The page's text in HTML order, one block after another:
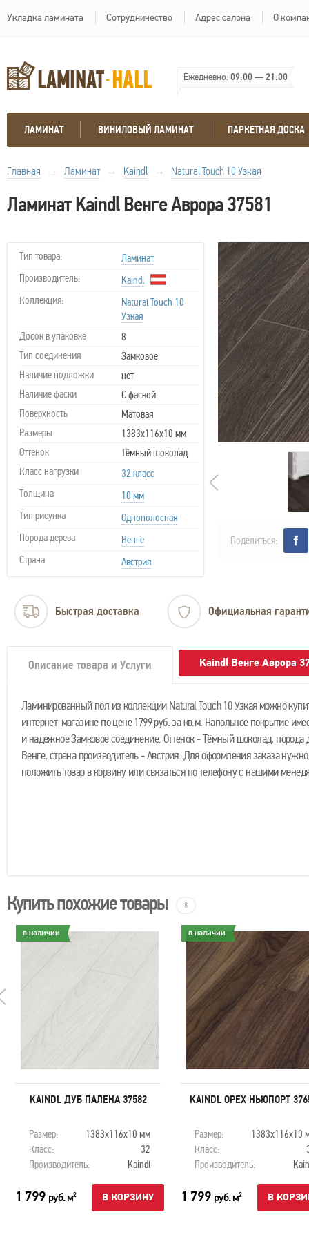
Укладка ламината Сотрудничество Адрес салона О
Ежедневно:09:00—21:00
ЛАМИНАТ ВИНИЛОВЫЙ ЛАМИНАТ ПАРКЕТНАЯ ДОСКА
Главная → Ламинат → Kaindl → Natural Touch 10 Узкая
Ламинат Kaindl Венге Аврора 37581
Тип товара:
Ламинат
Производитель:
Kaindl
Коллекция:
Natural Touch 10
Узкая
Досок в упаковке
8
Тип соединения
Замковое
Наличие подложки
нет
Наличие фаски
С фаской
Поверхность
Матовая
Размеры
1383х116х10 мм
Оттенок
Тёмный шоколад
Класс нагрузки
32 класс
Толщина
10 мм
Тип рисунка
Однополосная
Порода дерева
Венге
Страна
Австрия
Поделиться:
Быстрая доставка Официальная
Описание товара и Услуги Kaindl Венге Аврора
Ламинированный пол из коллекции Natural Touch 10 Узкая можно
интернет-магазине по цене 1799 руб. за кв.м. Напольное покрытие
и надежное Замковое соединение. Оттенок - Тёмный шоколад, порода
Венге, страна производитель - Австрия. Для оформления заказа
положить товар в корзину или связаться по телефону с нашими
Купить похожие товары 8
в наличии
KAINDL ДУБ ПАЛЕНА 37582
Размер:
1383х116х10 мм
Класс:
32
Производитель:
Kaindl
1 799 руб. м2 В КОРЗИНУ
в наличии
KAINDL ОРЕХ НЬЮПОРТ
Размер:
1383х116х10
Класс:
Производитель:
1 799 руб. м2 В